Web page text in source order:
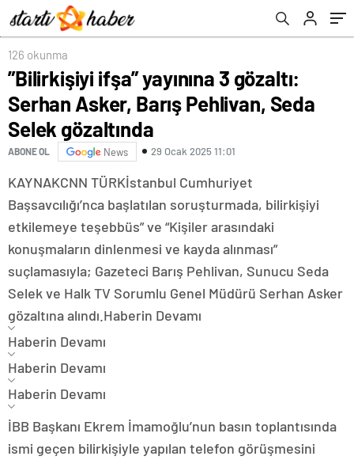
126 okunma
”Bilirkişiyi ifşa” yayınına 3 gözaltı:
Serhan Asker, Barış Pehlivan, Seda
Selek gözaltında
ABONE OL News 29 Ocak 2025 11:01
KAYNAKCNN TÜRKİstanbul Cumhuriyet
Başsavcılığı’nca başlatılan soruşturmada, bilirkişiyi
etkilemeye teşebbüs” ve “Kişiler arasındaki
konuşmaların dinlenmesi ve kayda alınması”
suçlamasıyla; Gazeteci Barış Pehlivan, Sunucu Seda
Selek ve Halk TV Sorumlu Genel Müdürü Serhan Asker
gözaltına alındı. Haberin Devamı
Haberin Devamı
Haberin Devamı
Haberin Devamı
İBB Başkanı Ekrem İmamoğlu’nun basın toplantısında
ismi geçen bilirkişiyle yapılan telefon görüşmesini